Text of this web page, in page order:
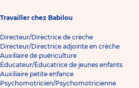
Travailler chez Babilou
Directeur/Directrice de crèche
Directeur/Directrice adjointe en crèche
Auxiliaire de puériculture
Éducateur/Éducatrice de jeunes enfants
Auxiliaire petite enfance
Psychomotricien/Psychomotricienne